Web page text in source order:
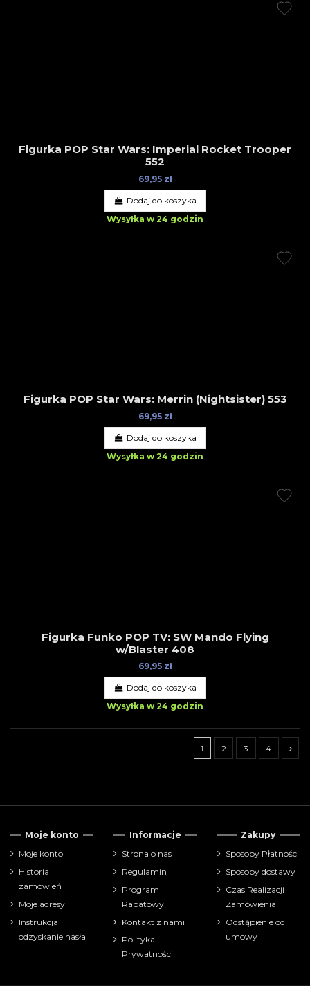
Figurka POP Star Wars: Imperial Rocket Trooper
552
69,95 zł
Dodaj do koszyka
Wysyłka w 24 godzin
Figurka POP Star Wars: Merrin (Nightsister) 553
69,95 zł
Dodaj do koszyka
Wysyłka w 24 godzin
Figurka Funko POP TV: SW Mando Flying
w/Blaster 408
69,95 zł
Dodaj do koszyka
Wysyłka w 24 godzin
1 2 3 4
Cena
zł
Funko POP
Moje konto
Moje konto
Historia
zamówień
Moje adresy
Instrukcja
odzyskanie hasła
Informacje
Strona o nas
Regulamin
Program
Rabatowy
Kontakt z nami
Polityka
Prywatności
Zakupy
Sposoby Płatności
Sposoby dostawy
Czas Realizacji
Zamówienia
Odstąpienie od
umowy